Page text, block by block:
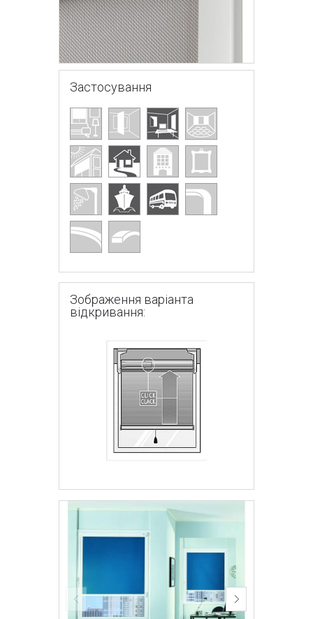
Застосування
Зображення варіанта
відкривання: